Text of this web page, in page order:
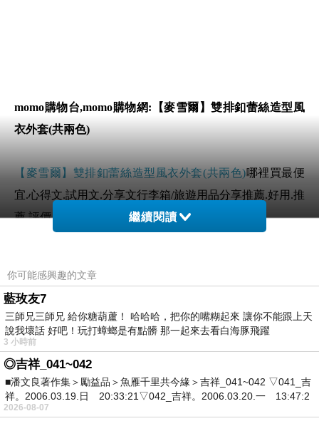
momo購物台,momo購物網:【麥雪爾】雙排釦蕾絲造型風
衣外套(共兩色)
【麥雪爾】雙排釦蕾絲造型風衣外套(共兩色)哪裡買最便
宜.心得文.試用文.分享文行李箱/旅遊用品分享推薦.好用.推
薦.評價.熱銷.開箱文.優缺點比較
外套(共兩色)覺得很心動而且正打算買
蕾絲造型風衣外套(共兩色)
但是我想
網路上買應該會比較便宜，
衣外套(共兩色)
而且24小時都能買，上網慢慢挑選，不用
等店家開門也不用看店員臉色
繼續閱讀
你可能感興趣的文章
藍玫友7
三師兄三師兄 給你糖葫蘆！ 哈哈哈，把你的嘴糊起來 讓你不能跟上天
說我壞話 好吧！玩打蟑螂是有點髒 那一起來去看白海豚飛躍
3 小時前
◎吉祥_041~042
■潘文良著作集＞勵益品＞魚雁千里共今緣＞吉祥_041~042 ▽041_吉
祥。2006.03.19.日 20:33:21▽042_吉祥。2006.03.20.一 13:47:2
2026-08-07